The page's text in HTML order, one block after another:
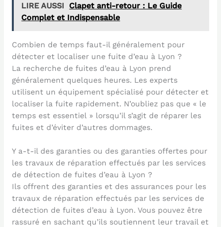
LIRE AUSSI
Clapet anti-retour : Le Guide
Complet et Indispensable
Combien de temps faut-il généralement pour
détecter et localiser une fuite d’eau à Lyon ?
La recherche de fuites d’eau à Lyon prend
généralement quelques heures. Les experts
utilisent un équipement spécialisé pour détecter et
localiser la fuite rapidement. N’oubliez pas que « le
temps est essentiel » lorsqu’il s’agit de réparer les
fuites et d’éviter d’autres dommages.
Y a-t-il des garanties ou des garanties offertes pour
les travaux de réparation effectués par les services
de détection de fuites d’eau à Lyon ?
Ils offrent des garanties et des assurances pour les
travaux de réparation effectués par les services de
détection de fuites d’eau à Lyon. Vous pouvez être
rassuré en sachant qu’ils soutiennent leur travail et